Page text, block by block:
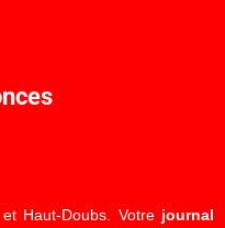
Haut-Doubs. Votre journal